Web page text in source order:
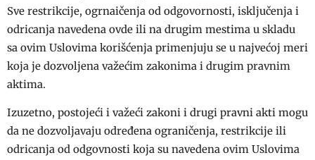
Sve restrikcije, ogrnaičenja od odgovornosti, isključenja i
odricanja navedena ovde ili na drugim mestima u skladu
sa ovim Uslovima korišćenja primenjuju se u najvećoj meri
koja je dozvoljena važećim zakonima i drugim pravnim
aktima.
Izuzetno, postojeći i važeći zakoni i drugi pravni akti mogu
da ne dozvoljavaju određena ograničenja, restrikcije ili
odricanja od odgovnosti koja su navedena ovim Uslovima